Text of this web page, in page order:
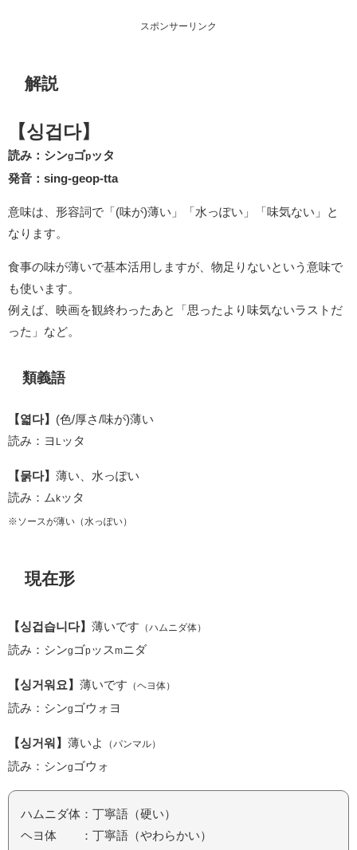
スポンサーリンク
解説
【싱겁다】
読み：シンgゴpッタ
発音：sing-geop-tta
意味は、形容詞で「(味が)薄い」「水っぽい」「味気ない」と
なります。
食事の味が薄いで基本活用しますが、物足りないという意味で
も使います。
例えば、映画を観終わったあと「思ったより味気ないラストだ
った」など。
類義語
【엷다】 (色/厚さ/味が)薄い
読み：ヨ
ッタ
【묽다】 薄い、水っぽい
読み：ム kッタ
※ソースが薄い（水っぽい）
現在形
【싱겁습니다】 薄いです （ハムニダ体）
読み：シンg ゴpッスmニダ
【싱거워요】 薄いです （ヘヨ体）
読み：シンg ゴウォヨ
【싱거워】 薄いよ （パンマル）
読み：シンg ゴウォ
ハムニダ体：丁寧語（硬い）
ヘヨ体 ：丁寧語（やわらかい）